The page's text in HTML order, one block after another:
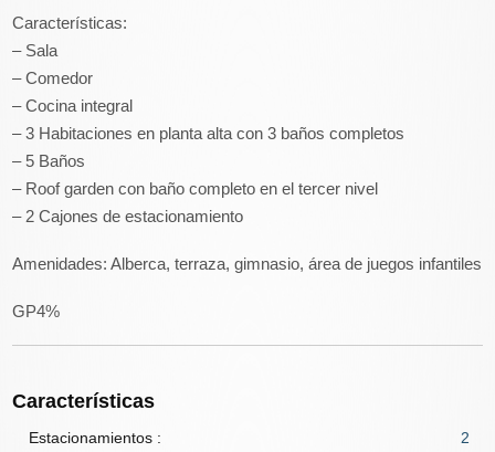
Características:
– Sala
– Comedor
– Cocina integral
– 3 Habitaciones en planta alta con 3 baños completos
– 5 Baños
– Roof garden con baño completo en el tercer nivel
– 2 Cajones de estacionamiento
Amenidades: Alberca, terraza, gimnasio, área de juegos infantiles
GP4%
Características
Estacionamientos :
2